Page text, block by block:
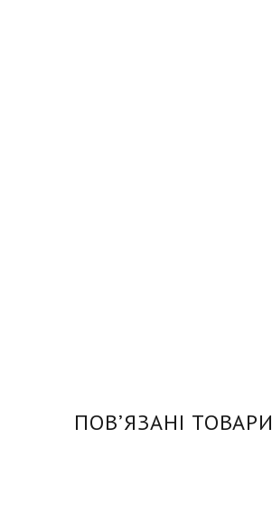
ПОВʼЯЗАНІ ТОВАРИ